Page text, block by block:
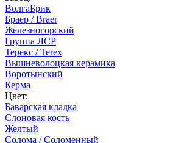
ВолгаБрик
Браер / Braer
Железногорский
Группа ЛСР
Терекс / Terex
Вышневолоцкая керамика
Воротынский
Керма
Цвет:
Баварская кладка
Слоновая кость
Желтый
Солома / Соломенный